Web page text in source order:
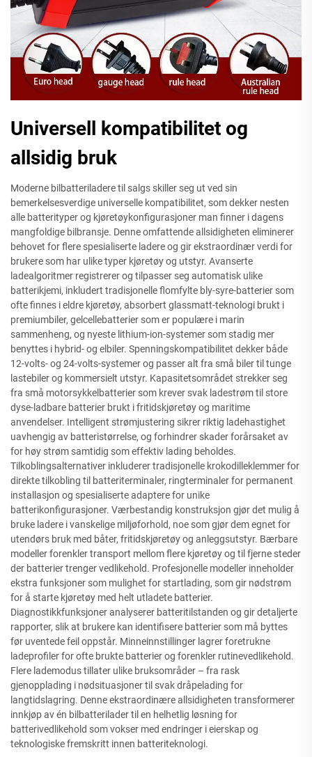
Universell kompatibilitet og
allsidig bruk
Moderne bilbatteriladere til salgs skiller seg ut ved sin
bemerkelsesverdige universelle kompatibilitet, som dekker nesten
alle batterityper og kjøretøykonfigurasjoner man finner i dagens
mangfoldige bilbransje. Denne omfattende allsidigheten eliminerer
behovet for flere spesialiserte ladere og gir ekstraordinær verdi for
brukere som har ulike typer kjøretøy og utstyr. Avanserte
ladealgoritmer registrerer og tilpasser seg automatisk ulike
batterikjemi, inkludert tradisjonelle flomfylte bly-syre-batterier som
ofte finnes i eldre kjøretøy, absorbert glassmatt-teknologi brukt i
premiumbiler, gelcellebatterier som er populære i marin
sammenheng, og nyeste lithium-ion-systemer som stadig mer
benyttes i hybrid- og elbiler. Spenningskompatibilitet dekker både
12-volts- og 24-volts-systemer og passer alt fra små biler til tunge
lastebiler og kommersielt utstyr. Kapasitetsområdet strekker seg
fra små motorsykkelbatterier som krever svak ladestrøm til store
dyse-ladbare batterier brukt i fritidskjøretøy og maritime
anvendelser. Intelligent strømjustering sikrer riktig ladehastighet
uavhengig av batteristørrelse, og forhindrer skader forårsaket av
for høy strøm samtidig som effektiv lading beholdes.
Tilkoblingsalternativer inkluderer tradisjonelle krokodilleklemmer for
direkte tilkobling til batteriterminaler, ringterminaler for permanent
installasjon og spesialiserte adaptere for unike
batterikonfigurasjoner. Værbestandig konstruksjon gjør det mulig å
bruke ladere i vanskelige miljøforhold, noe som gjør dem egnet for
utendørs bruk med båter, fritidskjøretøy og anleggsutstyr. Bærbare
modeller forenkler transport mellom flere kjøretøy og til fjerne steder
der batterier trenger vedlikehold. Profesjonelle modeller inneholder
ekstra funksjoner som mulighet for startlading, som gir nødstrøm
for å starte kjøretøy med helt utladete batterier.
Diagnostikkfunksjoner analyserer batteritilstanden og gir detaljerte
rapporter, slik at brukere kan identifisere batterier som må byttes
før uventede feil oppstår. Minneinnstillinger lagrer foretrukne
ladeprofiler for ofte brukte batterier og forenkler rutinevedlikehold.
Flere lademodus tillater ulike bruksområder – fra rask
gjenopplading i nødsituasjoner til svak dråpelading for
langtidslagring. Denne ekstraordinære allsidigheten transformerer
innkjøp av én bilbatterilader til en helhetlig løsning for
batterivedlikehold som vokser med endringer i eierskap og
teknologiske fremskritt innen batteriteknologi.